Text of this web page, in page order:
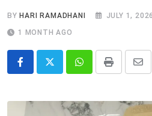
BY HARI RAMADHANI JULY 1, 2026
1 MONTH AGO
Whatsapp
Print